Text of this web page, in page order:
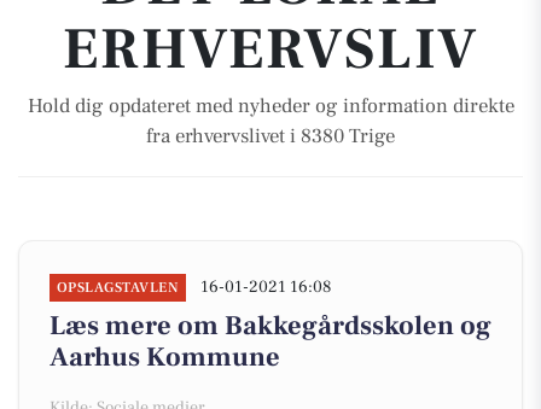
ERHVERVSLIV
Hold dig opdateret med nyheder og information direkte
fra erhvervslivet i 8380 Trige
OPSLAGSTAVLEN 16-01-2021 16:08
Læs mere om Bakkegårdsskolen og
Aarhus Kommune